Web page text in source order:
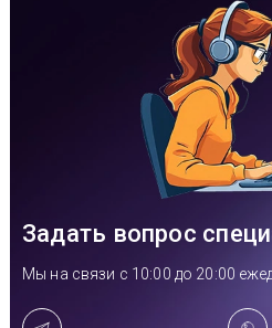
Договор оферты
Реквизиты
Контакты
Гарантия
Задать вопрос
Мы на связи с 10:00 до 20:00